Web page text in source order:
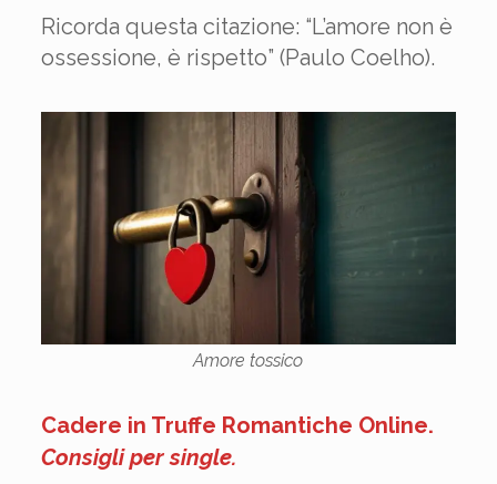
Ricorda questa citazione: “L’amore non è
ossessione, è rispetto” (Paulo Coelho).
Amore tossico
Cadere in Truffe Romantiche Online.
Consigli per single.